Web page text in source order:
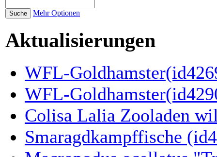
Mehr Optionen
Aktualisierungen
WFL-
WFL-
Colisa Lalia Zooladen
Smaragdkampffische